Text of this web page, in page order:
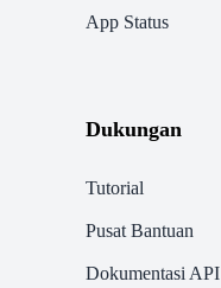
App Status
Dukungan
Tutorial
Pusat Bantuan
Dokumentasi API